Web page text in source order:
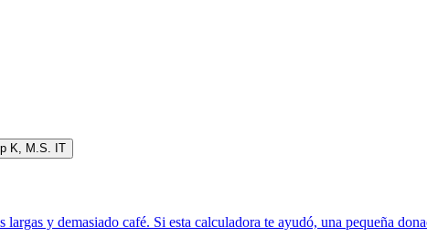
K, M.S. IT
largas y demasiado café. Si esta calculadora te ayudó, una pequeña